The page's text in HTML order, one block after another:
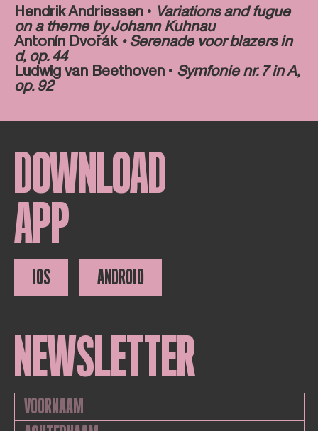
Hendrik Andriessen • Variations and fugue
on a theme by Johann Kuhnau
Antonín Dvořák • Serenade voor blazers in
d, op. 44
Ludwig van Beethoven • Symfonie nr. 7 in A,
op. 92
DOWNLOAD
APP
IOS ANDROID
NEWSLETTER